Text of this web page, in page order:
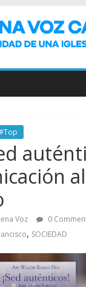
Voz
0
, SOCIEDAD